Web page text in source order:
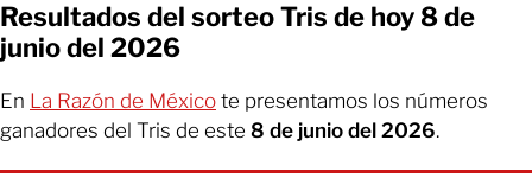
Resultados del sorteo Tris de hoy 8 de
junio del 2026
En La Razón de México te presentamos los números
ganadores del Tris de este 8 de junio del 2026.